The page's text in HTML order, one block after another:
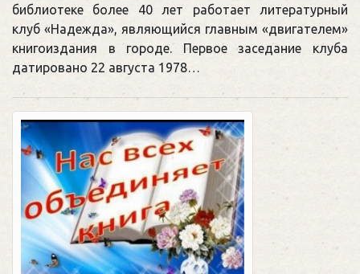
библиотеке более 40 лет работает литературный
клуб «Надежда», являющийся главным «двигателем»
книгоиздания в городе. Первое заседание клуба
датировано 22 августа 1978…